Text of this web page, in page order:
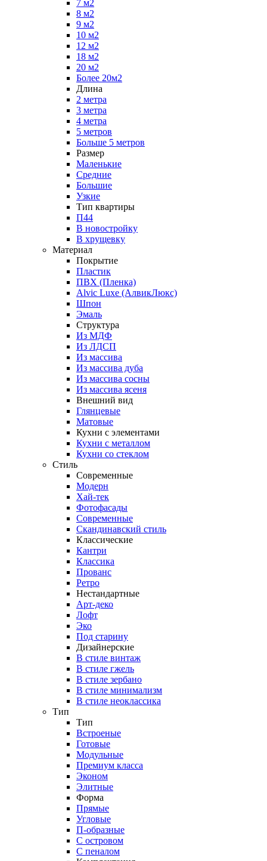
7 м2
8 м2
9 м2
10 м2
12 м2
18 м2
20 м2
Более 20м2
Длина
2 метра
3 метра
4 метра
5 метров
Больше 5 метров
Размер
Маленькие
Средние
Большие
Узкие
Тип квартиры
П44
В новостройку
В хрущевку
Материал
Покрытие
Пластик
ПВХ (Пленка)
Alvic Luxe (АлвикЛюкс)
Шпон
Эмаль
Структура
Из МДФ
Из ЛДСП
Из массива
Из массива дуба
Из массива сосны
Из массива ясеня
Внешний вид
Глянцевые
Матовые
Кухни с элементами
Кухни с металлом
Кухни со стеклом
Стиль
Современные
Модерн
Хай-тек
Фотофасады
Современные
Скандинавский стиль
Классические
Кантри
Классика
Прованс
Ретро
Нестандартные
Арт-деко
Лофт
Эко
Под старину
Дизайнерские
В стиле винтаж
В стиле гжель
В стиле зербано
В стиле минимализм
В стиле неоклассика
Тип
Тип
Встроеные
Готовые
Модульные
Премиум класса
Эконом
Элитные
Форма
Прямые
Угловые
П-образные
С островом
С пеналом